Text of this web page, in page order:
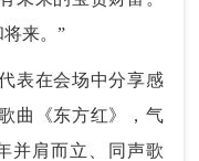
来。”
在会场中分享感
曲《东方红》，气
并肩而立、同声歌